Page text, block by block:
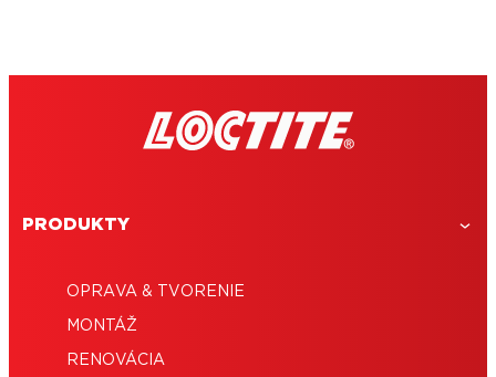
PRODUKTY
OPRAVA & TVORENIE
MONTÁŽ
RENOVÁCIA